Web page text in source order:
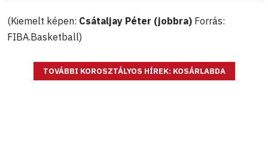
(Kiemelt képen: Csátaljay Péter (jobbra) Forrás:
FIBA.Basketball)
TOVÁBBI KOROSZTÁLYOS HÍREK: KOSÁRLABDA